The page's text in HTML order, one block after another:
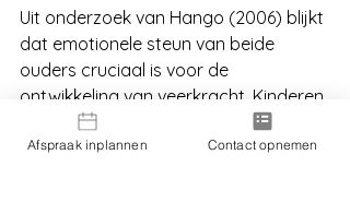
Uit onderzoek van Hango (2006) blijkt
dat emotionele steun van beide
ouders cruciaal is voor de
ontwikkeling van veerkracht. Kinderen
die zich door beide ouders gesteund
voelen, zijn beter voorbereid op de
Afspraak inplannen Contact opnemen